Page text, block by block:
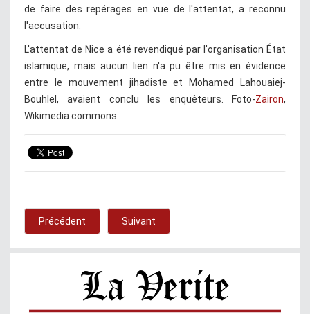
de faire des repérages en vue de l'attentat, a reconnu
l'accusation.
L'attentat de Nice a été revendiqué par l'organisation État
islamique, mais aucun lien n'a pu être mis en évidence
entre le mouvement jihadiste et Mohamed Lahouaiej-
Bouhlel, avaient conclu les enquêteurs. Foto-Zairon,
Wikimedia commons.
Précédent Suivant